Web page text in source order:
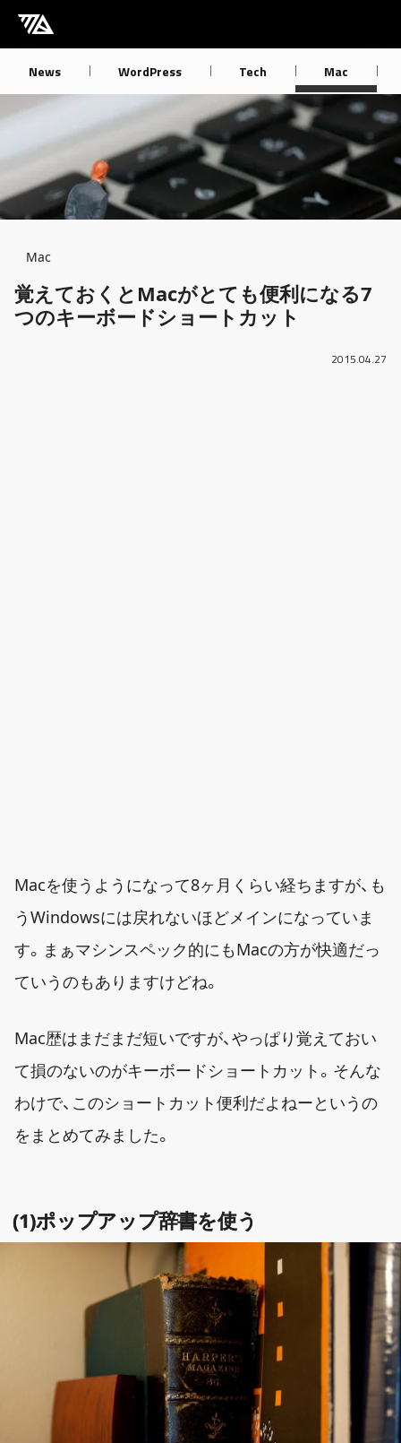
[M] mbdb [モバデビ]
News WordPress Tech Mac
Breadcrumb
Mac
覚えておくとMacがとても便利になる7
つのキーボードショートカット
2015.04.27
Macを使うようになって8ヶ月くらい経ちますが、も
うWindowsには戻れないほどメインになっていま
す。まぁマシンスペック的にもMacの方が快適だっ
ていうのもありますけどね。
Mac歴はまだまだ短いですが、やっぱり覚えておい
て損のないのがキーボードショートカット。そんな
わけで、このショートカット便利だよねーというの
をまとめてみました。
(1)ポップアップ辞書を使う